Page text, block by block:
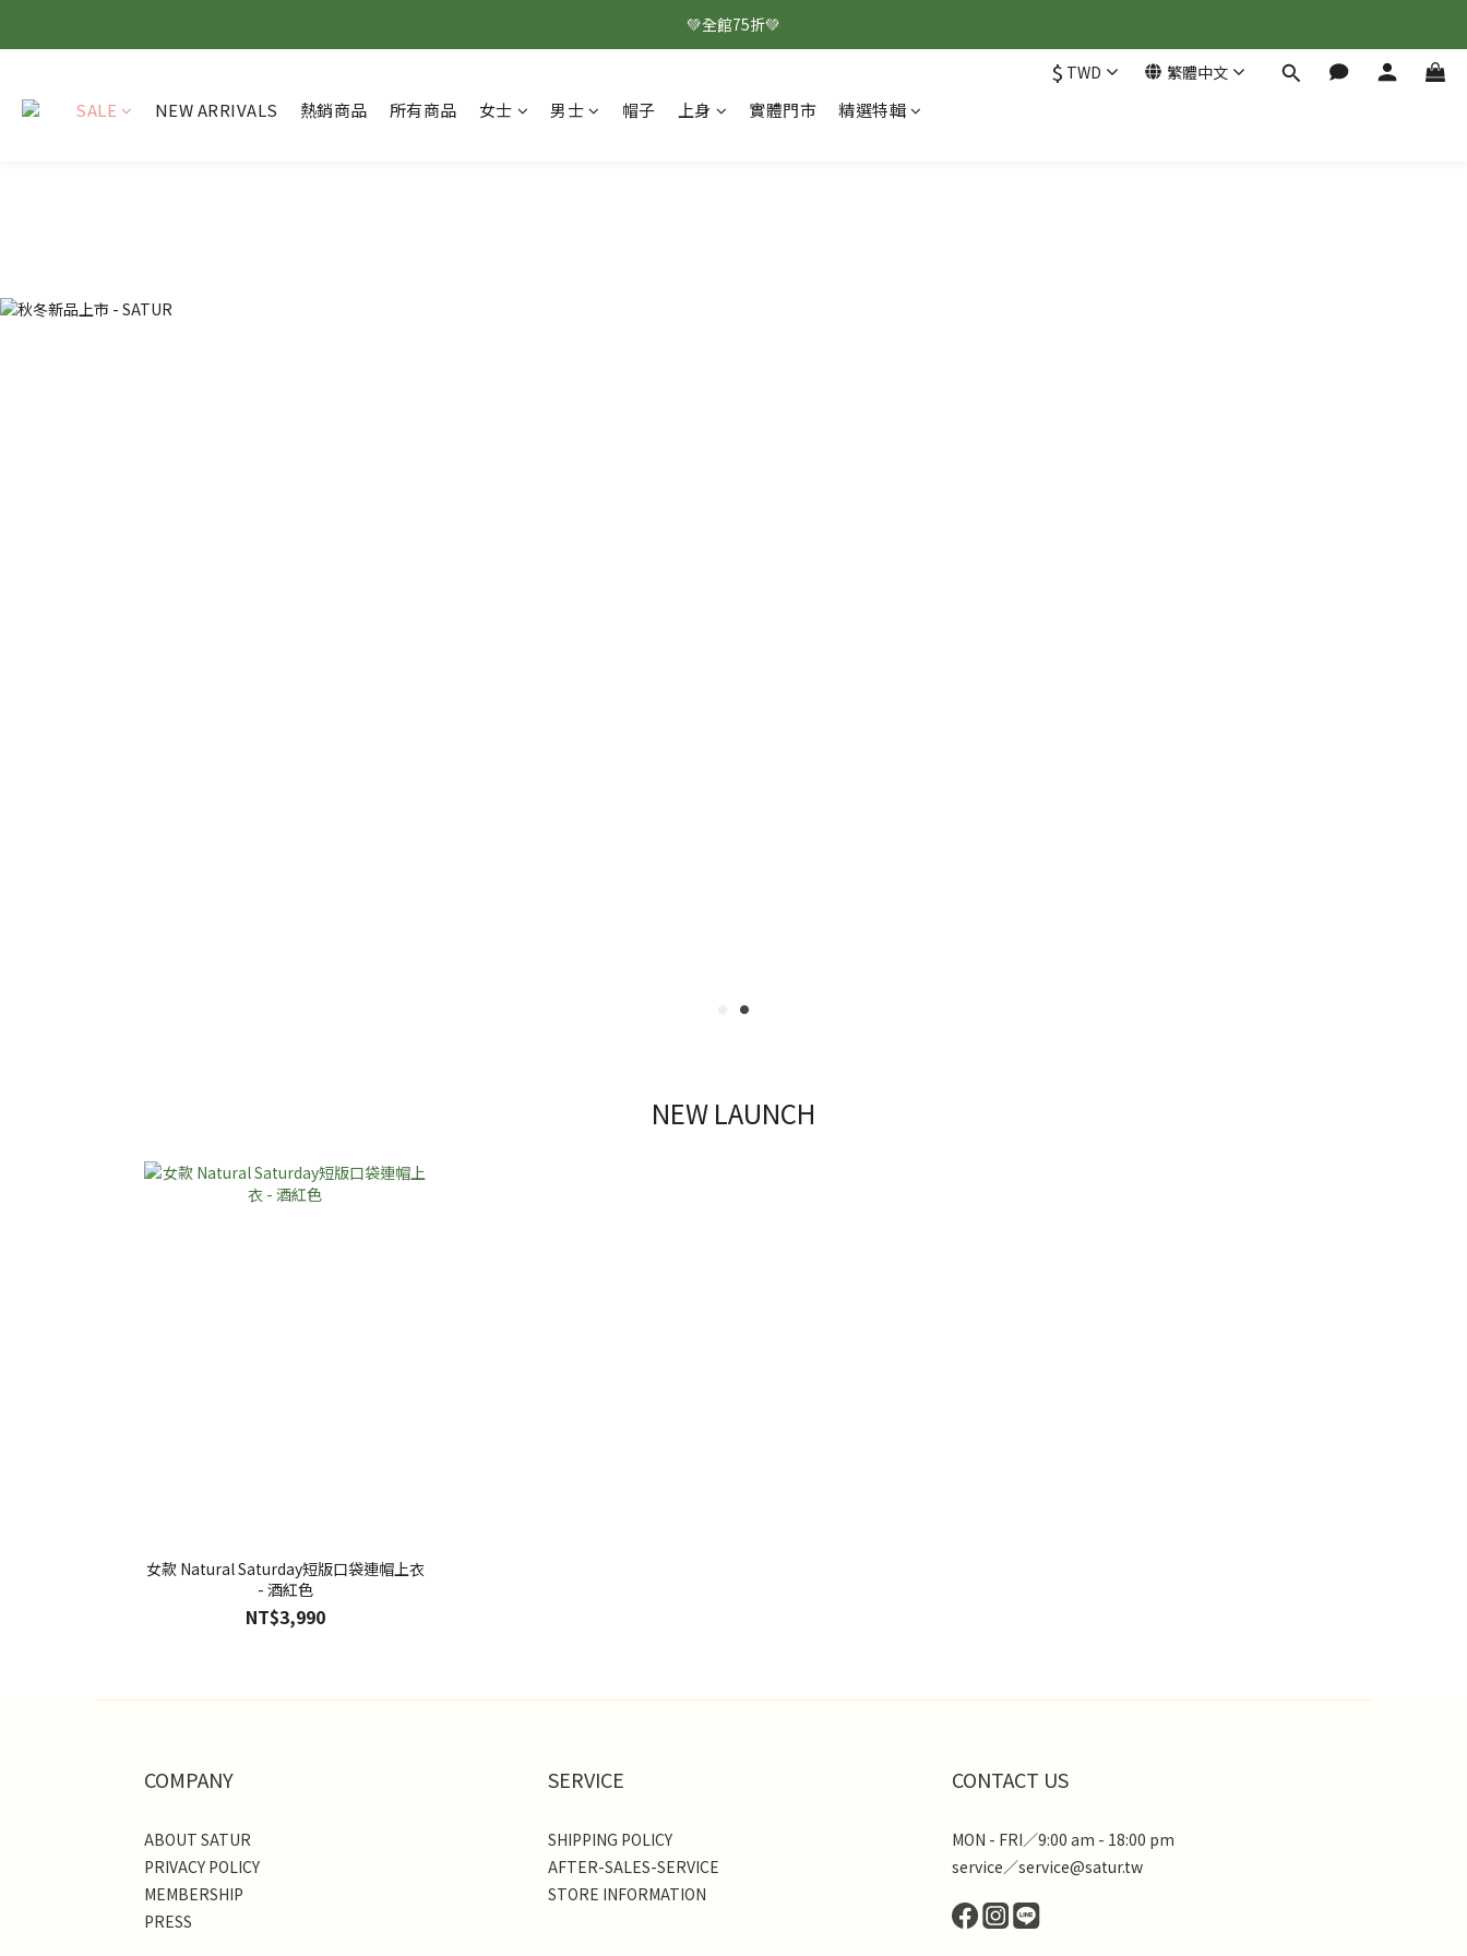
💚全館75折💚
$ TWD 繁體中文
SALE NEW ARRIVALS 熱銷商品 所有商品 女士 男士 帽子 上身 實體門市 精選特輯
NEW LAUNCH
女款 Natural Saturday短版口袋連帽上衣
- 酒紅色
NT$3,990
COMPANY
ABOUT SATUR
PRIVACY POLICY
MEMBERSHIP
PRESS
SERVICE
SHIPPING POLICY
AFTER-SALES-SERVICE
STORE INFORMATION
CONTACT US
MON - FRI／9:00 am - 18:00 pm
service／service@satur.tw